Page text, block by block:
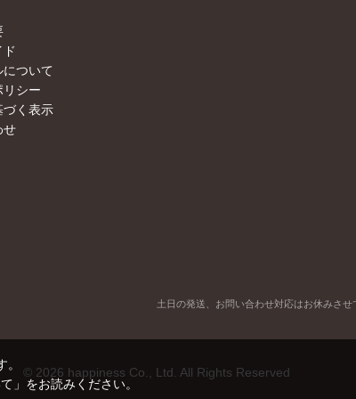
ド
ついて
リシー
づく表示
せ
土日の発送、お問い合わせ対応はお休みさせ
© 2026 happiness Co., Ltd. All Rights Reserved
」 をお読みください。